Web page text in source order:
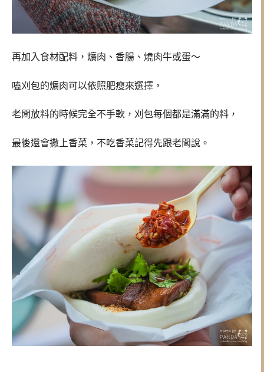
再加入食材配料，爌肉、香腸、燒肉牛或蛋～
嗑刈包的爌肉可以依照肥瘦來選擇，
老闆放料的時候完全不手軟，刈包每個都是滿滿的料，
最後還會撒上香菜，不吃香菜記得先跟老闆說。